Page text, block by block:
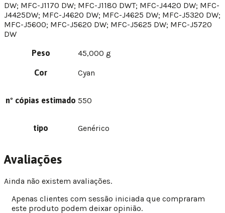
DW; MFC-J1170 DW; MFC-J1180 DWT; MFC-J4420 DW; MFC-
J4425DW; MFC-J4620 DW; MFC-J4625 DW; MFC-J5320 DW;
MFC-J5600; MFC-J5620 DW; MFC-J5625 DW; MFC-J5720
DW
Peso 45,000 g
Cor Cyan
nº cópias estimado 550
tipo Genérico
Avaliações
Ainda não existem avaliações.
Apenas clientes com sessão iniciada que compraram
este produto podem deixar opinião.